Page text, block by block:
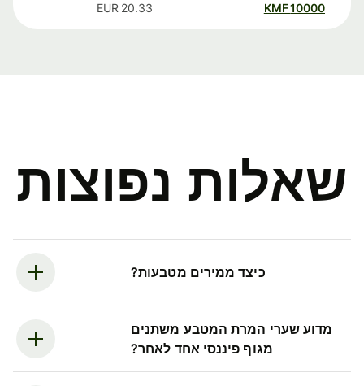
10000
KMF
20.33
EUR
שאלות נפוצות
כיצד ממירים מטבעות?
מדוע שערי המרת המטבע משתנים
מגוף פיננסי אחד לאחר?